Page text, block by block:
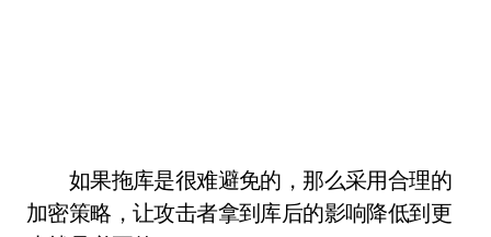
如果拖库是很难避免的，那么采用合理的
加密策略，让攻击者拿到库后的影响降低到更